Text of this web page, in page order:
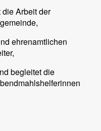
Arbeit der
ehrenamtlichen
begleitet die